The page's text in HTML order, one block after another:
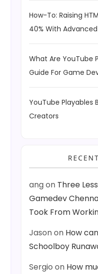
How-To: Raising
40% With
What Are YouTube
Guide For Game
YouTube Playables
Creators
angon Three
Gamedev
Took From
Jasonon How
Schoolboy
Sergio on How